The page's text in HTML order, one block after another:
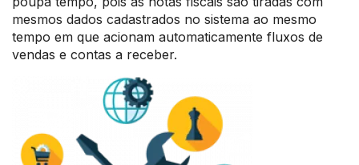
mesmos dados cadastrados no sistema ao mesmo
tempo em que acionam automaticamente fluxos de
vendas e contas a receber.